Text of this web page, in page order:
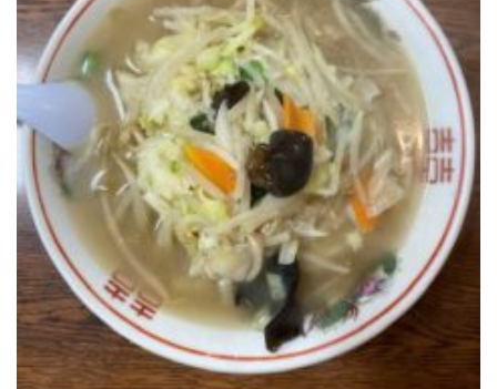
営業時間 9:00~18:00
worth worth cure
025-384-0023
9:00~18:00
coco Porte
0250-25-2248
営業時間 9:00~18:00